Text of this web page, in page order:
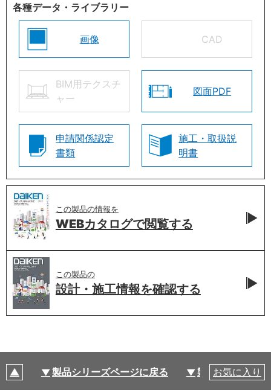
各種データ・ライブラリー
画像 CAD
BIM用テクスチ
ャー
図面PDF
申請関係認定
書類
施工・取扱説
明書
この製品の情報を
WEBカタログで閲覧する
この製品の
設計・施工情報を確認する
製品シリーズページに戻る 製品仕様
お気に入り